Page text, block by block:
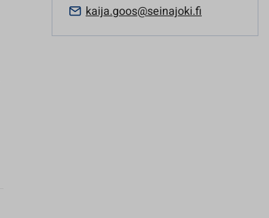
kaija.goos@seinajoki.fi